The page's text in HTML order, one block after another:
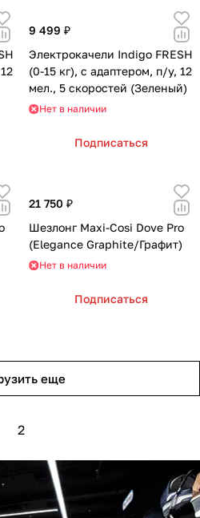
9 499 ₽
Электрокачели Indigo FRESH
(0-15 кг), с адаптером, п/у, 12
мел., 5 скоростей (Зеленый)
Нет в наличии
Подписаться
21 750 ₽
Шезлонг Maxi-Cosi Dove Pro
(Eleganсe Graphite/Графит)
Нет в наличии
Подписаться
еще
2